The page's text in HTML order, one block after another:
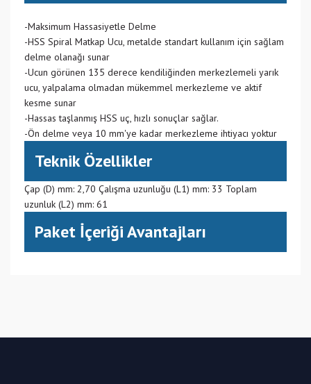
-Maksimum Hassasiyetle Delme
-HSS Spiral Matkap Ucu, metalde standart kullanım için sağlam
delme olanağı sunar
-Ucun görünen 135 derece kendiliğinden merkezlemeli yarık
ucu, yalpalama olmadan mükemmel merkezleme ve aktif
kesme sunar
-Hassas taşlanmış HSS uç, hızlı sonuçlar sağlar.
-Ön delme veya 10 mm'ye kadar merkezleme ihtiyacı yoktur
Teknik Özellikler
Çap (D) mm: 2,70 Çalışma uzunluğu (L1) mm: 33 Toplam
uzunluk (L2) mm: 61
Paket İçeriği Avantajları